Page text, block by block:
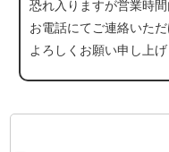
恐れ入りますが営業時
お電話にてご連絡いた
よろしくお願い申し上